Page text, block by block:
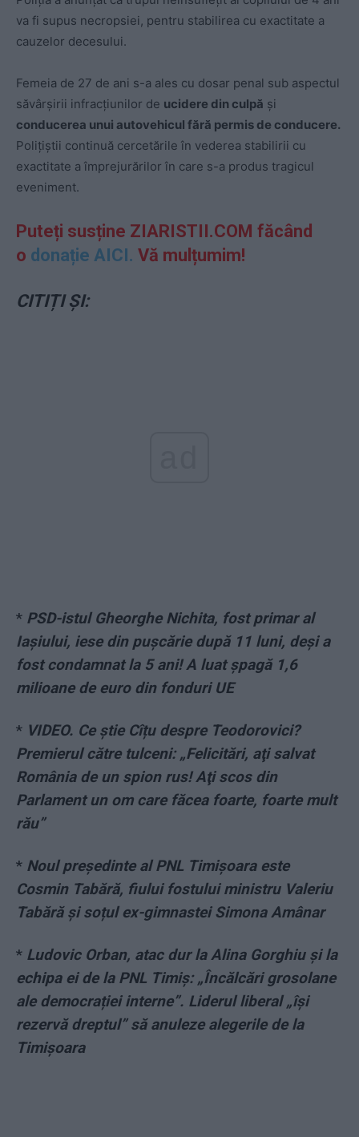
va fi supus necropsiei, pentru stabilirea cu exactitate a
cauzelor decesului.
Femeia de 27 de ani s-a ales cu dosar penal sub aspectul
săvârşirii infracţiunilor de ucidere din culpă şi
conducerea unui autovehicul fără permis de conducere.
Polițiștii continuă cercetările în vederea stabilirii cu
exactitate a împrejurărilor în care s-a produs tragicul
eveniment.
Puteți susține ZIARISTII.COM făcând
o donație AICI. Vă mulțumim!
CITIȚI ȘI:
* PSD-istul Gheorghe Nichita, fost primar al
Iașiului, iese din pușcărie după 11 luni, deși a
fost condamnat la 5 ani! A luat șpagă 1,6
milioane de euro din fonduri UE
* VIDEO. Ce știe Cîțu despre Teodorovici?
Premierul către tulceni: „Felicitări, aţi salvat
România de un spion rus! Aţi scos din
Parlament un om care făcea foarte, foarte mult
rău”
* Noul președinte al PNL Timișoara este
Cosmin Tabără, fiului fostului ministru Valeriu
Tabără și soțul ex-gimnastei Simona Amânar
* Ludovic Orban, atac dur la Alina Gorghiu și la
echipa ei de la PNL Timiș: „Încălcări grosolane
ale democrației interne”. Liderul liberal „își
rezervă dreptul” să anuleze alegerile de la
Timișoara